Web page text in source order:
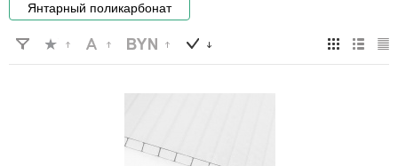
Янтарный поликарбонат